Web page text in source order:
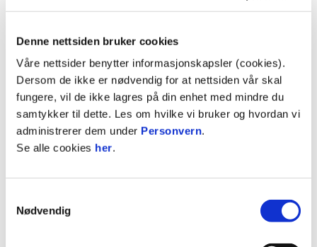
Denne nettsiden bruker cookies
Våre nettsider benytter informasjonskapsler (cookies).
Dersom de ikke er nødvendig for at nettsiden vår skal
fungere, vil de ikke lagres på din enhet med mindre du
samtykker til dette. Les om hvilke vi bruker og hvordan vi
administrerer dem under Personvern.
Se alle cookies her.
Nødvendig
resultater. «Stolt fortid - Stor fremtid», enten
det er i eliteserien eller i ingeniørfaget!
Trondheim Engineering er meget stolt over å
være partner med Rosenborg Ballklub.
Samarbeidspartnere / Våre partnere
FAKTA